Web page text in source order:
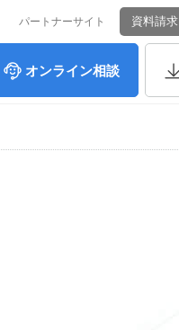
パートナーサイト 資料請求
オンライン相談